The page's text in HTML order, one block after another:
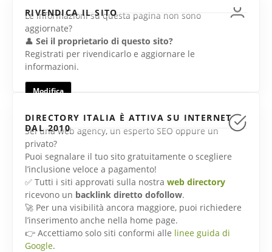
RIVENDICA IL SITO
Le informazioni su questa pagina non sono
aggiornate?
👤 Sei il proprietario di questo sito?
Registrati per rivendicarlo e aggiornare le
informazioni.
Modifica
DIRECTORY ITALIA È ATTIVA SU INTERNET
DAL 2010
Sei una web agency, un esperto SEO oppure un
privato?
Puoi segnalare il tuo sito gratuitamente o scegliere
l’inclusione veloce a pagamento!
✅ Tutti i siti approvati sulla nostra web directory
ricevono un backlink diretto dofollow.
🚀 Per una visibilità ancora maggiore, puoi richiedere
l’inserimento anche nella home page.
👉 Accettiamo solo siti conformi alle linee guida di
Google.